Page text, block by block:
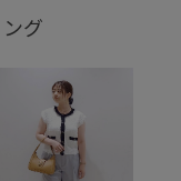
フェミニン
女性らしい印象
抜け感 旅行
グ